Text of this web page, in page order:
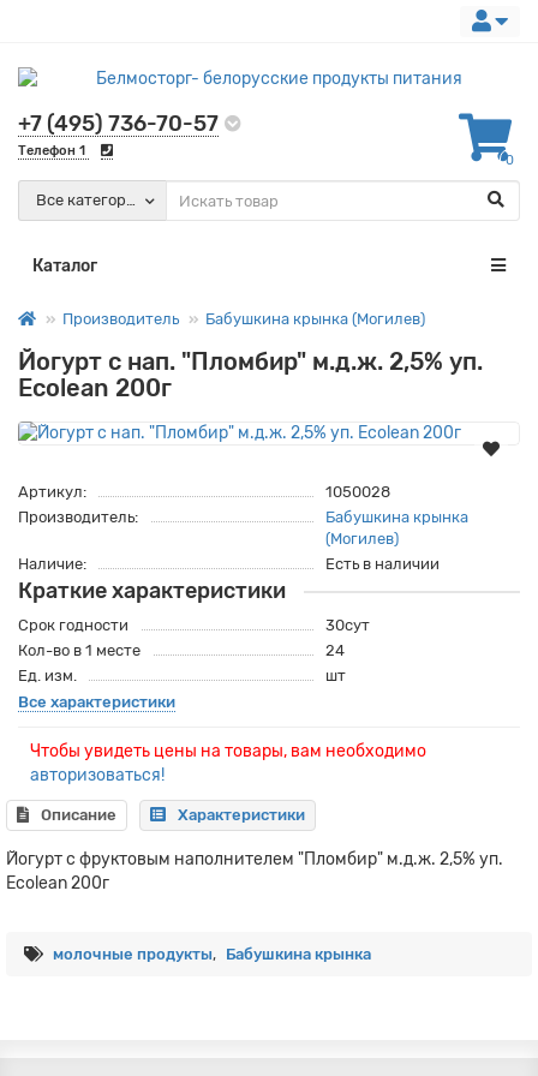
+7 (495) 736-70-57
Телефон 1
0
Все категории
Каталог
Производитель Бабушкина крынка (Могилев)
Йогурт с нап. "Пломбир" м.д.ж. 2,5% уп.
Есоlean 200г
Артикул:
1050028
Производитель:
Бабушкина крынка
(Могилев)
Наличие:
Есть в наличии
Краткие характеристики
Срок годности
30сут
Кол-во в 1 месте
24
Ед. изм.
шт
Все характеристики
Чтобы увидеть цены на товары, вам необходимо
авторизоваться!
Описание Характеристики
Йогурт с фруктовым наполнителем "Пломбир" м.д.ж. 2,5% уп.
Есоlean 200г
молочные продукты, Бабушкина крынка